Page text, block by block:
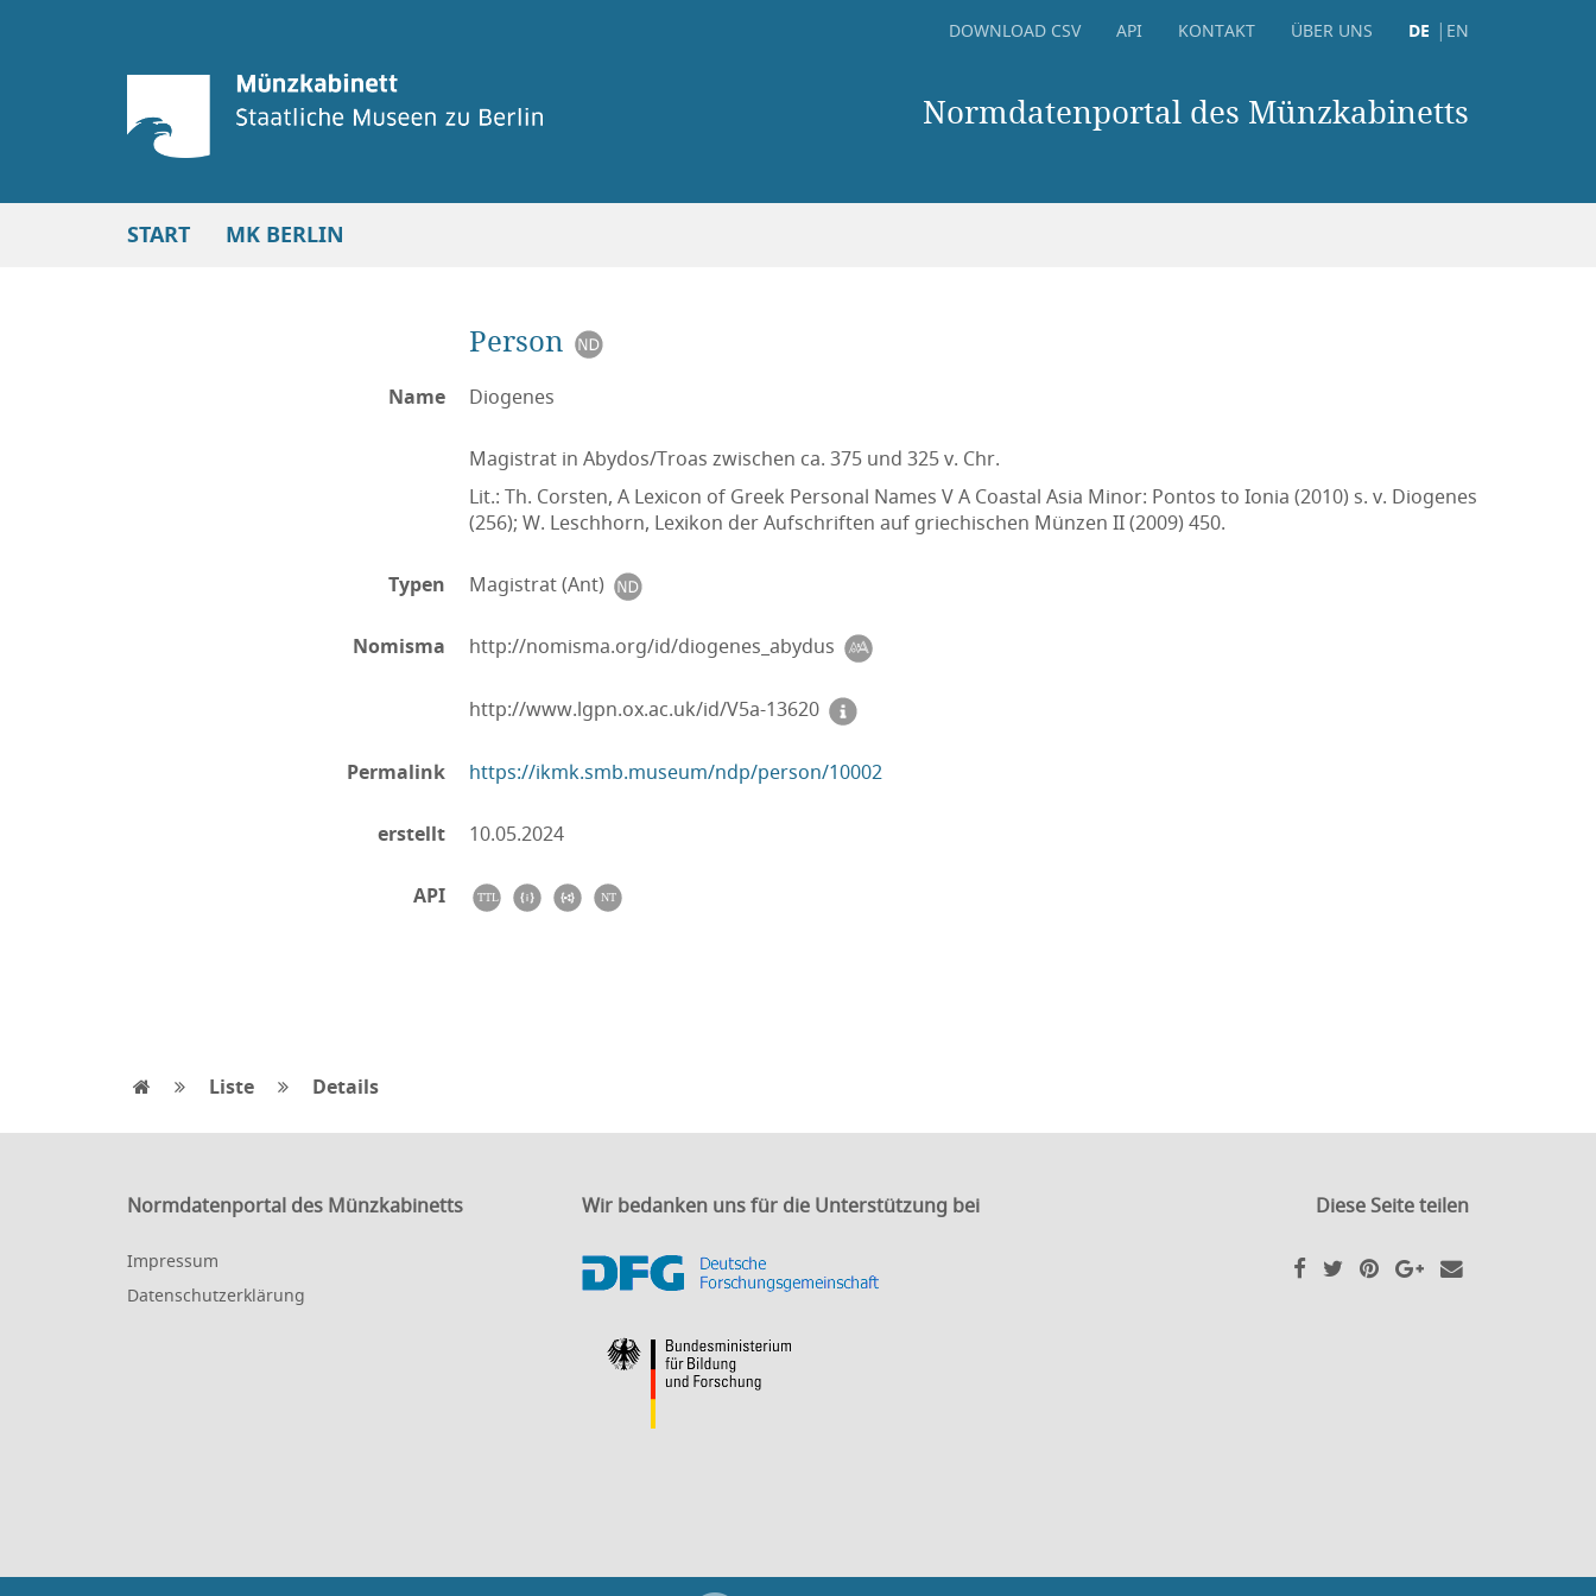
DOWNLOAD CSV API KONTAKT ÜBER UNS DE EN
Normdatenportal des Münzkabinetts
START MK BERLIN
Person
Name Diogenes
Magistrat in Abydos/Troas zwischen ca. 375 und 325 v. Chr.
Lit.: Th. Corsten, A Lexicon of Greek Personal Names V A Coastal Asia Minor: Pontos to Ionia (2010) s. v. Diogenes
(256); W. Leschhorn, Lexikon der Aufschriften auf griechischen Münzen II (2009) 450.
Typen Magistrat (Ant)
Nomisma http://nomisma.org/id/diogenes_abydus
http://www.lgpn.ox.ac.uk/id/V5a-13620
Permalink https://ikmk.smb.museum/ndp/person/10002
erstellt 10.05.2024
API
Liste Details
Normdatenportal des Münzkabinetts
Impressum
Datenschutzerklärung
Wir bedanken uns für die Unterstützung bei Diese Seite teilen